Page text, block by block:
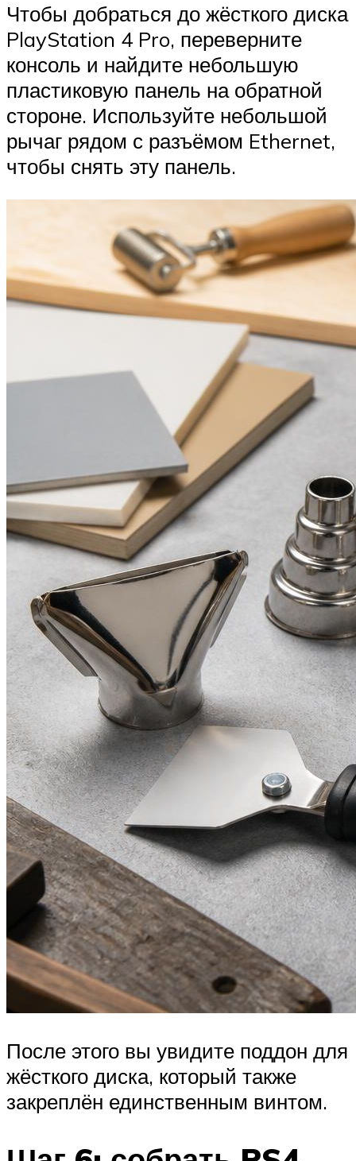
Чтобы добраться до жёсткого диска
PlayStation 4 Pro, переверните
консоль и найдите небольшую
пластиковую панель на обратной
стороне. Используйте небольшой
рычаг рядом с разъёмом Ethernet,
чтобы снять эту панель.
После этого вы увидите поддон для
жёсткого диска, который также
закреплён единственным винтом.